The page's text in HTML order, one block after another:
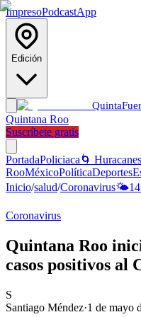
ImpresoPodcastApp
Edición
Quinta
Quintana Roo
Suscríbete gratis
PortadaPoliciaca 🌀 Huracanes
RooMéxicoPolíticaDeportes
Inicio/salud/Coronavirus🌤️14
Coronavirus
Quintana Roo
casos positivos al
S
Santiago Méndez·1 de mayo